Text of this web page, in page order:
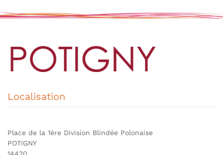
Localisation
Place de la 1ère Division Blindée Polonaise
POTIGNY
14420